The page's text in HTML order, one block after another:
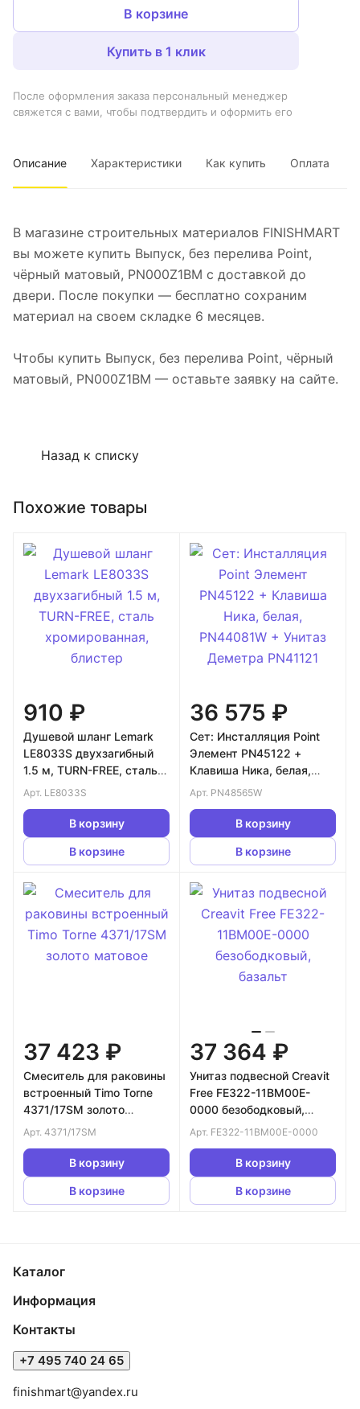
В корзине
Купить в 1 клик
После оформления заказа персональный менеджер
свяжется с вами, чтобы подтвердить и оформить его
Описание Характеристики Как купить Оплата
В магазине строительных материалов FINISHMART
вы можете купить Выпуск, без перелива Point,
чёрный матовый, PN000Z1BM с доставкой до
двери. После покупки — бесплатно сохраним
материал на своем складке 6 месяцев.
Чтобы купить Выпуск, без перелива Point, чёрный
матовый, PN000Z1BM — оставьте заявку на сайте.
Назад к списку
Похожие товары
910 ₽
Душевой шланг Lemark
LE8033S двухзагибный
1.5 м, TURN-FREE, сталь
хромированная, блистер
Арт. LE8033S
В корзину
В корзине
36 575 ₽
Сет: Инсталляция Point
Элемент PN45122 +
Клавиша Ника, белая,
PN44081W + Унитаз
Арт. PN48565W
В корзину
В корзине
37 423 ₽
Смеситель для раковины
встроенный Timo Torne
4371/17SM золото
матовое
Арт. 4371/17SM
В корзину
В корзине
37 364 ₽
Унитаз подвесной Creavit
Free FE322-11BM00E-
0000 безободковый,
базальт
Арт. FE322-11BM00E-0000
В корзину
В корзине
Каталог
Информация
Контакты
+7 495 740 24 65
finishmart@yandex.ru